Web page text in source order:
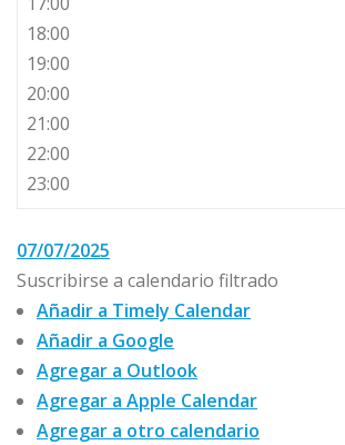
18:00
19:00
20:00
21:00
22:00
23:00
07/07/2025
Suscribirse a calendario filtrado
Añadir a Timely Calendar
Añadir a Google
Agregar a Outlook
Agregar a Apple Calendar
Agregar a otro calendario